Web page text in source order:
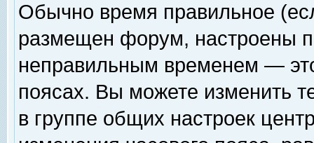
Обычно время правильное
размещен форум, настроены
неправильным временем —
поясах. Вы можете изменить
в группе общих настроек